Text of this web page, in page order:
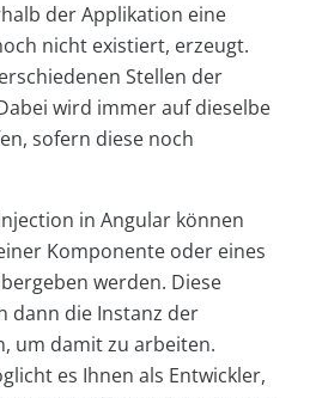
der Applikation eine
nicht existiert, erzeugt.
Stellen der
wird immer auf dieselbe
sofern diese noch
in Angular können
Komponente oder eines
werden. Diese
dann die Instanz der
um damit zu arbeiten.
es Ihnen als Entwickler,